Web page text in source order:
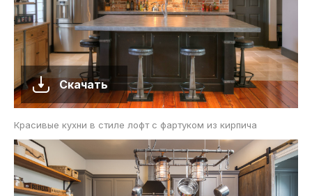
Скачать
Красивые кухни в стиле лофт с фартуком из кирпича